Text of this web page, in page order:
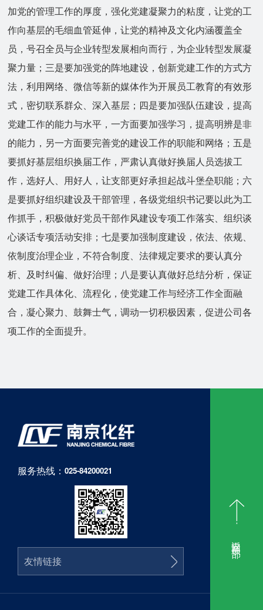
加党的管理工作的厚度，强化党建凝聚力的粘度，让党的工
作向基层的毛细血管延伸，让党的精神及文化内涵覆盖全
员，号召全员与企业转型发展相向而行，为企业转型发展凝
聚力量；三是要加强党的阵地建设，创新党建工作的方式方
法，利用网络、微信等新的媒体作为开展员工教育的有效形
式，密切联系群众、深入基层；四是要加强队伍建设，提高
党建工作的能力与水平，一方面要加强学习，提高明辨是非
的能力，另一方面要完善党的建设工作的职能和网络；五是
要抓好基层组织换届工作，严肃认真做好换届人员选拔工
作，选好人、用好人，让支部更好承担起战斗堡垒职能；六
是要抓好组织建设及干部管理，各级党组织书记要以此为工
作抓手，积极做好党员干部作风建设专项工作落实、组织谈
心谈话专项活动安排；七是要加强制度建设，依法、依规、
依制度治理企业，不符合制度、法律规定要求的要认真分
析、及时纠偏、做好治理；八是要认真做好总结分析，保证
党建工作具体化、流程化，使党建工作与经济工作全面融
合，凝心聚力、鼓舞士气，调动一切积极因素，促进公司各
项工作的全面提升。
服务热线： 025-84200021
友情链接